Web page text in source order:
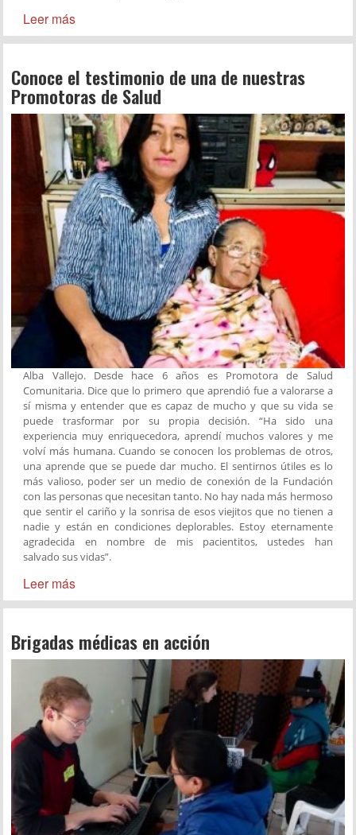
Leer más
Conoce el testimonio de una de nuestras
Promotoras de Salud
Alba Vallejo. Desde hace 6 años es Promotora de Salud
Comunitaria. Dice que lo primero que aprendió fue a valorarse a
sí misma y entender que es capaz de mucho y que su vida se
puede trasformar por su propia decisión. “Ha sido una
experiencia muy enriquecedora, aprendí muchos valores y me
volví más humana. Cuando se conocen los problemas de otros,
una aprende que se puede dar mucho. El sentirnos útiles es lo
más valioso, poder ser un medio de conexión de la Fundación
con las personas que necesitan tanto. No hay nada más hermoso
que sentir el cariño y la sonrisa de esos viejitos que no tienen a
nadie y están en condiciones deplorables. Estoy eternamente
agradecida en nombre de mis pacientitos, ustedes han
salvado sus vidas”.
Leer más
Brigadas médicas en acción